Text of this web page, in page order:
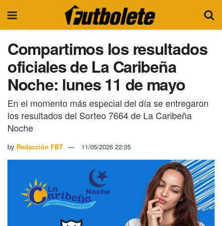
Compartimos los resultados
oficiales de La Caribeña
Noche: lunes 11 de mayo
En el momento más especial del día se entregaron
los resultados del Sorteo 7664 de La Caribeña
Noche
by Redacción FBT 11/05/2026 22:35